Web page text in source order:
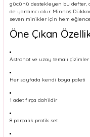
gücünü destekleyen bu defter,
de yardımcı olur. Minnoş
seven minikler için hem
Öne Çıkan
Astronot ve uzay temalı çizimler
Her sayfada kendi boya paleti
1 adet fırça dahildir
8 parçalık pratik set